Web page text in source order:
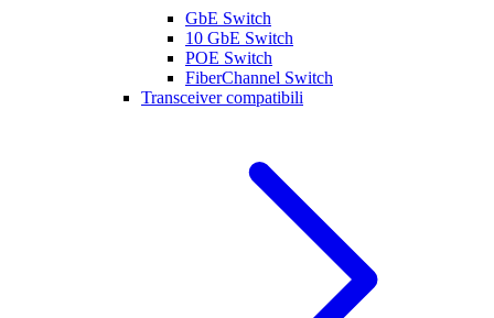
GbE Switch
10 GbE Switch
POE Switch
FiberChannel Switch
Transceiver compatibili